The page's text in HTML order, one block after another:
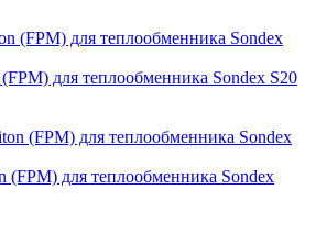
для теплообменника Sondex S20
(FPM) для теплообменника Sondex